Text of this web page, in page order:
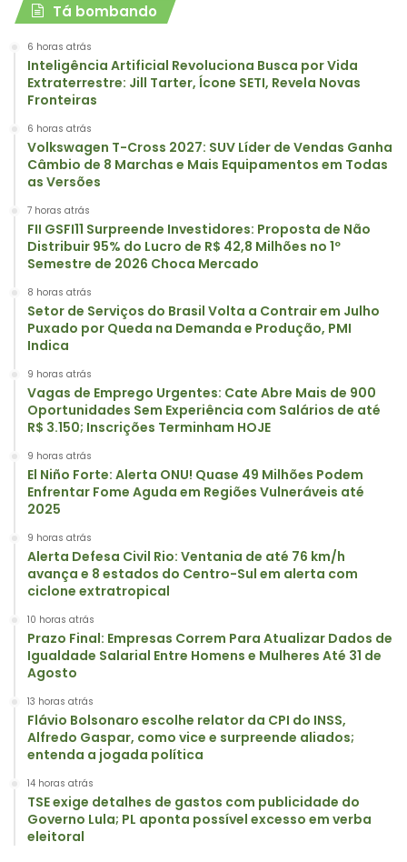
Tá bombando
6 horas atrás
Inteligência Artificial Revoluciona Busca por Vida
Extraterrestre: Jill Tarter, Ícone SETI, Revela Novas
Fronteiras
6 horas atrás
Volkswagen T-Cross 2027: SUV Líder de Vendas Ganha
Câmbio de 8 Marchas e Mais Equipamentos em Todas
as Versões
7 horas atrás
FII GSFI11 Surpreende Investidores: Proposta de Não
Distribuir 95% do Lucro de R$ 42,8 Milhões no 1º
Semestre de 2026 Choca Mercado
8 horas atrás
Setor de Serviços do Brasil Volta a Contrair em Julho
Puxado por Queda na Demanda e Produção, PMI
Indica
9 horas atrás
Vagas de Emprego Urgentes: Cate Abre Mais de 900
Oportunidades Sem Experiência com Salários de até
R$ 3.150; Inscrições Terminham HOJE
9 horas atrás
El Niño Forte: Alerta ONU! Quase 49 Milhões Podem
Enfrentar Fome Aguda em Regiões Vulneráveis até
2025
9 horas atrás
Alerta Defesa Civil Rio: Ventania de até 76 km/h
avança e 8 estados do Centro-Sul em alerta com
ciclone extratropical
10 horas atrás
Prazo Final: Empresas Correm Para Atualizar Dados de
Igualdade Salarial Entre Homens e Mulheres Até 31 de
Agosto
13 horas atrás
Flávio Bolsonaro escolhe relator da CPI do INSS,
Alfredo Gaspar, como vice e surpreende aliados;
entenda a jogada política
14 horas atrás
TSE exige detalhes de gastos com publicidade do
Governo Lula; PL aponta possível excesso em verba
eleitoral